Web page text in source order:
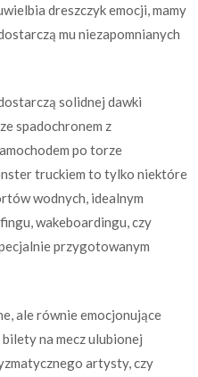
dreszczyk emocji, mamy
mu niezapomnianych
solidnej dawki
spadochronem z
po torze
truckiem to tylko niektóre
wodnych, idealnym
wakeboardingu, czy
przygotowanym
ale równie emocjonujące
na mecz ulubionej
artysty, czy